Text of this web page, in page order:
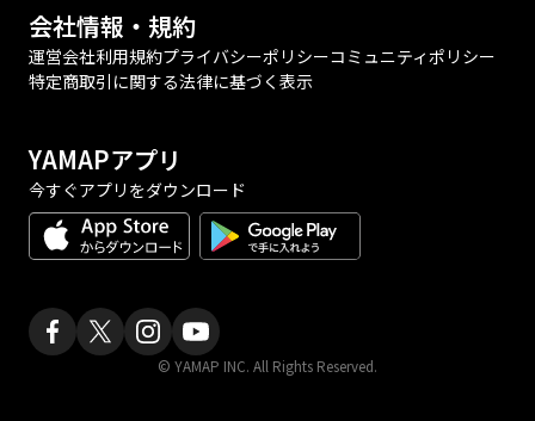
会社情報・規約
運営会社利用規約プライバシーポリシーコミュニティポリシー
特定商取引に関する法律に基づく表示
YAMAPアプリ
今すぐアプリをダウンロード
© YAMAP INC. All Rights Reserved.